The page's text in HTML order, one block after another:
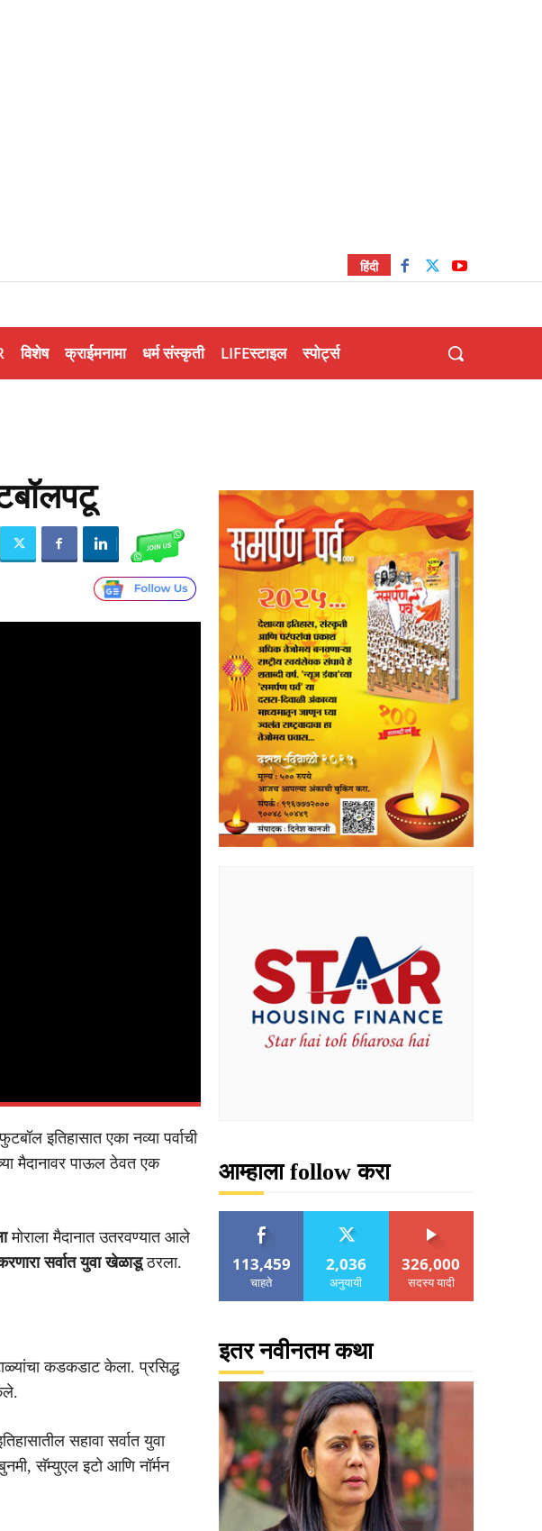
हिंदी
विशेष क्राईमनामा धर्म संस्कृती LIFEस्टाइल स्पोर्ट्स
इतिहासात एका नव्या पर्वाची
मैदानावर पाऊल ठेवत एक
मोराला मैदानात उतरवण्यात आले
सर्वात युवा खेळाडूठरला.
कडकडाट केला. प्रसिद्ध
सहावा सर्वात युवा
सॅम्युएल इटो आणि नॉर्मन
आम्हाला follow करा
113,459
चाहते
2,036
अनुयायी
326,000
सदस्य यादी
इतर नवीनतम कथा